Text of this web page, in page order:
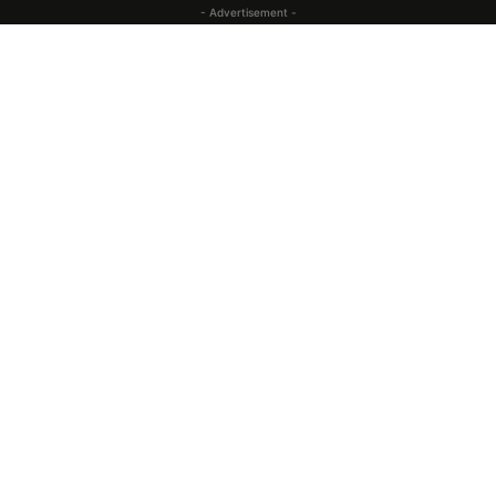
- Advertisement -